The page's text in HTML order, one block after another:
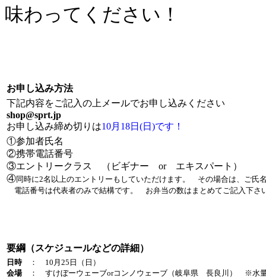
味わってください！
お申し込み方法
下記内容をご記入の上メールでお申し込みください
shop@sprt.jp
お申し込み締め切りは10月18日(日)です！
①参加者氏名
②携帯電話番号
③エントリークラス （ビギナー or エキスパート）
④同時に2名以上のエントリーもしていただけます。 その場合は、ご氏
電話番号は代表者のみで結構です。 お弁当の数はまとめてご記入下さ
要綱（スケジュールなどの詳細）
日時： 10月25日（日）
会場： すけぼーウェーブorコンノウェーブ（岐阜県 長良川） ※水量